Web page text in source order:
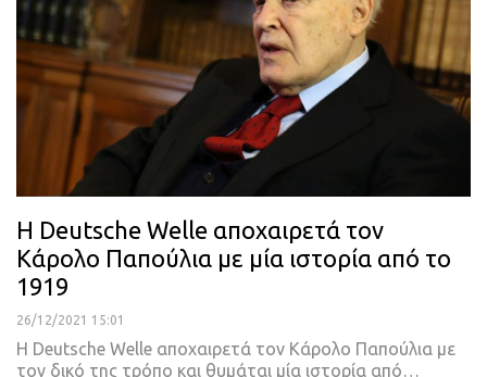
H Deutsche Welle αποχαιρετά τον
Κάρολο Παπούλια με μία ιστορία από το
1919
26/12/2021 15:01
H Deutsche Welle αποχαιρετά τον Κάρολο Παπούλια με
τον δικό της τρόπο και θυμάται μία ιστορία από…